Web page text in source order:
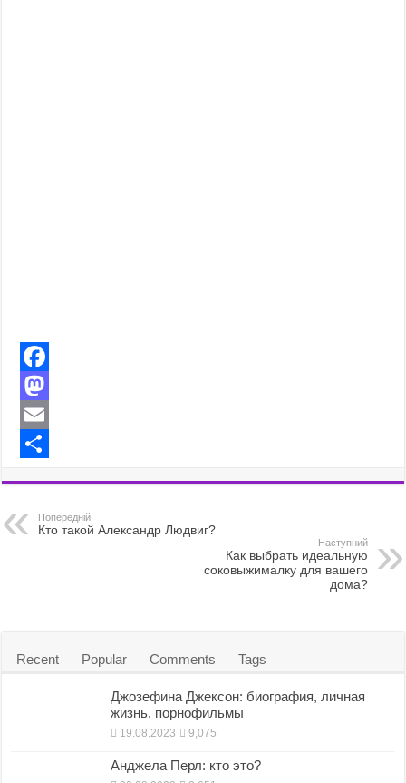
F
a
c
o
M
a
o
E
ia
Попередній
Кто такой Александр Людвиг?
Наступний
Как выбрать идеальную
соковыжималку для вашего
дома?
Recent Popular Comments Tags
Джозефина Джексон: биография, личная
жизнь, порнофильмы
19.08.2023 9,075
Анджела Перл: кто это?